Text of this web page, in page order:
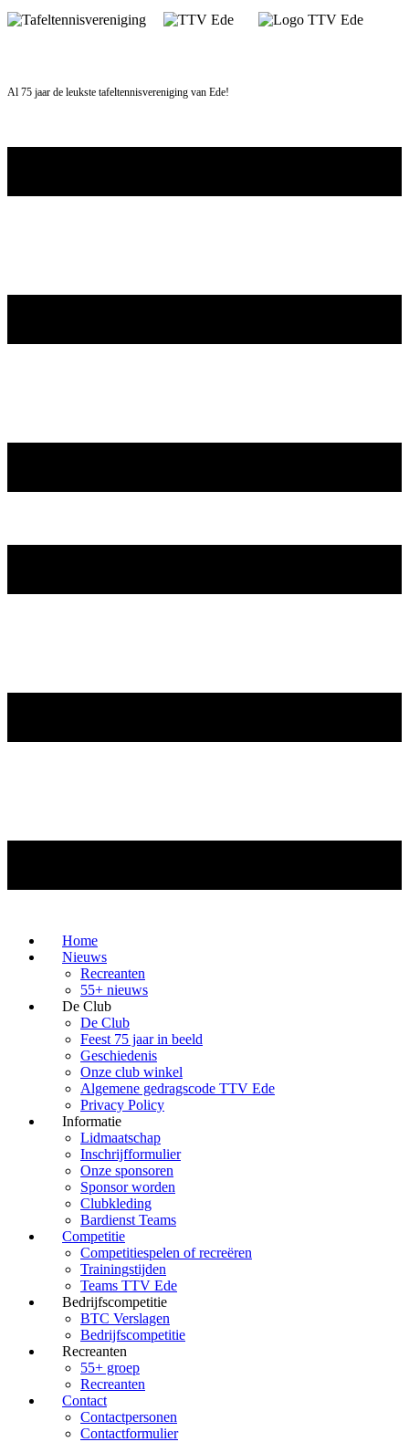
Skip
to
Al 75 jaar de leukste tafeltennisvereniging van Ede!
Home
Nieuws
Recreanten
55+ nieuws
De Club
De Club
Feest 75 jaar in beeld
Geschiedenis
Onze club winkel
Algemene gedragscode TTV Ede
Privacy Policy
Informatie
Lidmaatschap
Inschrijfformulier
Onze sponsoren
Sponsor worden
Clubkleding
Bardienst Teams
Competitie
Competitiespelen of recreëren
Trainingstijden
Teams TTV Ede
Bedrijfscompetitie
BTC Verslagen
Bedrijfscompetitie
Recreanten
55+ groep
Recreanten
Contact
Contactpersonen
Contactformulier